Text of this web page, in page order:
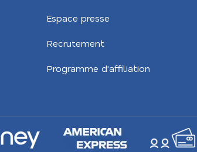
Espace presse
Recrutement
Programme d'affiliation